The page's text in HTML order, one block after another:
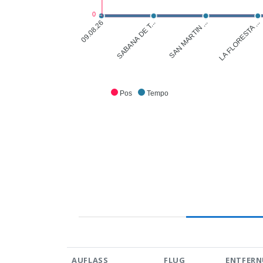
Pos Tempo
09.08.26 SABANA DE T... SAN MARTIN ... LA FLORESTA ...
0
AUFLASS FLUG